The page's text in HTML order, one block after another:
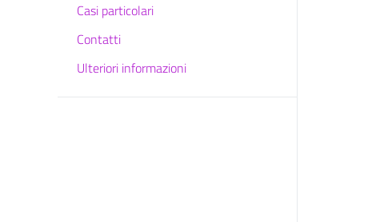
Casi particolari
Contatti
Ulteriori informazioni